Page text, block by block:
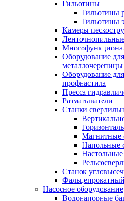
Гильотины
Гильотины
Гильотины
Камеры
Оборудование
металлочерепицы
Оборудование
профнастила
Пресса
Разматыватели
Станки
Магнитные
Напольные
Настольные
Станок
Насосное оборудование
Водонапорные